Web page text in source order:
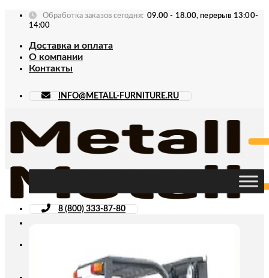
Skip
Обработка заказов сегодня: 09.00 - 18.00, перерыв 13:00-
14:00
Доставка и оплата
О компании
Контакты
INFO@METALL-FURNITURE.RU
8 (800) 333-87-80